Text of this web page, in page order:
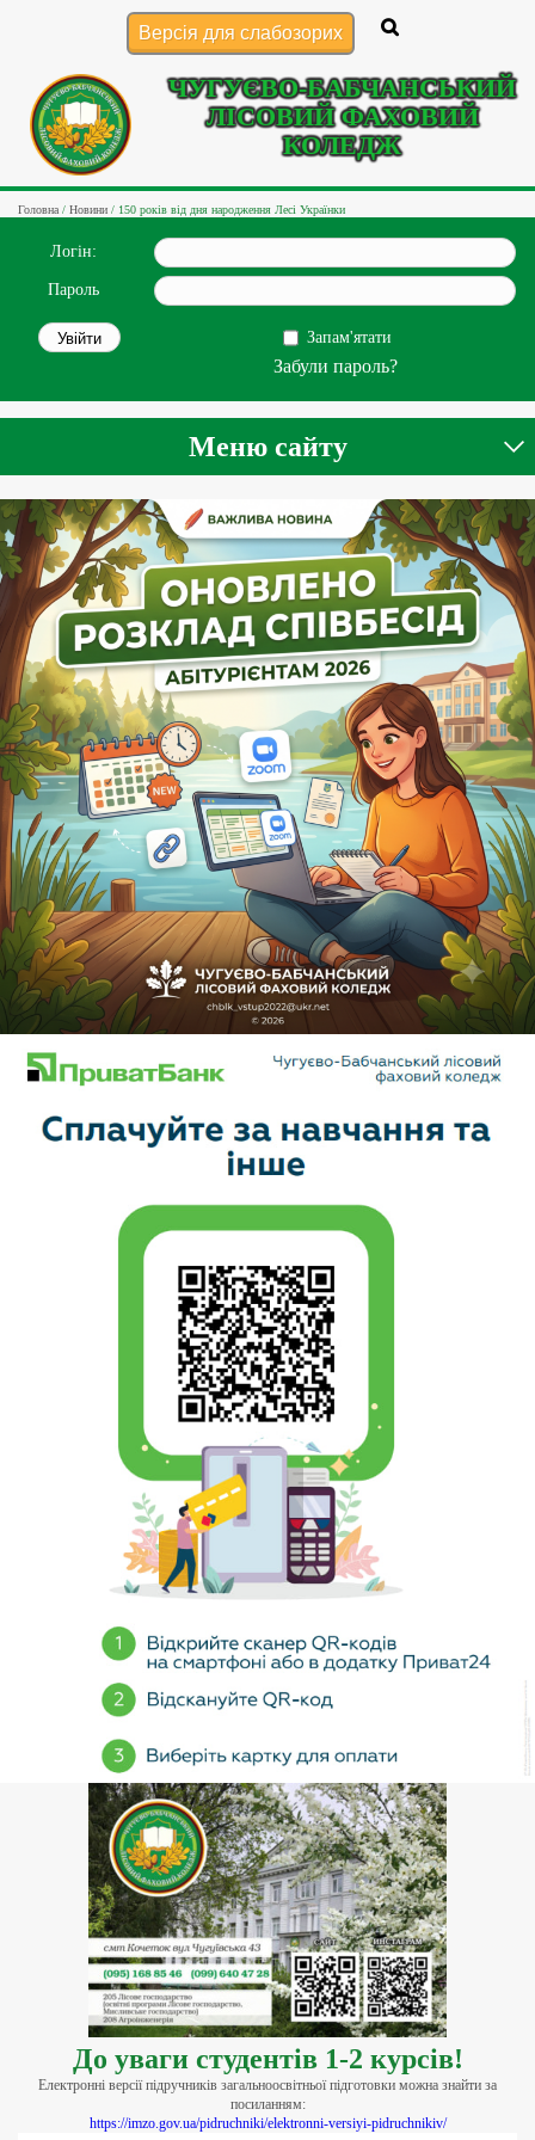
ЧУГУЄВО-БАБЧАНСЬКИЙ
ЛІСОВИЙ ФАХОВИЙ
КОЛЕДЖ
Версія для слабозорих
Головна / Новини / 150 років від дня народження Лесі Українки
Логін:
Пароль
Запам'ятати
Забули пароль?
Меню сайту
До уваги студентів 1-2 курсів!
Електронні версії підручників загальноосвітньої підготовки можна знайти за
посиланням:
https://imzo.gov.ua/pidruchniki/elektronni-versiyi-pidruchnikiv/